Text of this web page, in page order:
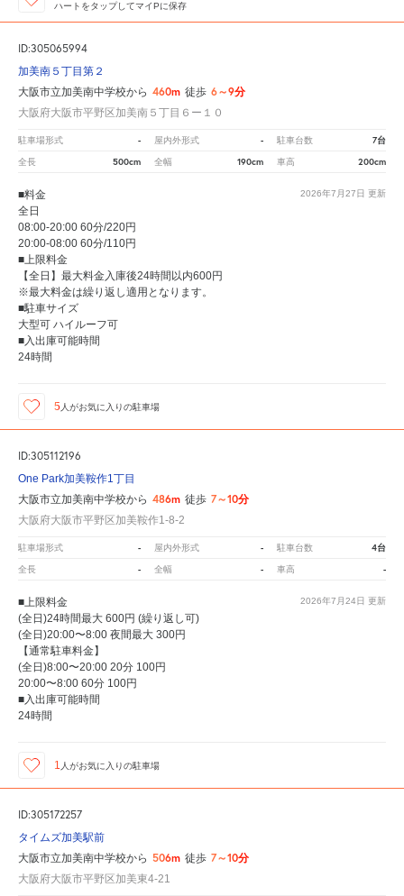
ハートをタップしてマイPに保存
ID:305065994
加美南５丁目第２
大阪市立加美南中学校から 460m 徒歩 6～9分
大阪府大阪市平野区加美南５丁目６ー１０
駐車場形式 - 屋内外形式 - 駐車台数 7台
全長 500cm 全幅 190cm 車高 200cm
2026年7月27日 更新
■料金
全日
08:00-20:00 60分/220円
20:00-08:00 60分/110円
■上限料金
【全日】最大料金入庫後24時間以内600円
※最大料金は繰り返し適用となります。
■駐車サイズ
大型可 ハイルーフ可
■入出庫可能時間
24時間
5 人がお気に入りの駐車場
ID:305112196
One Park加美鞍作1丁目
大阪市立加美南中学校から 486m 徒歩 7～10分
大阪府大阪市平野区加美鞍作1-8-2
駐車場形式 - 屋内外形式 - 駐車台数 4台
全長 - 全幅 - 車高 -
2026年7月24日 更新
■上限料金
(全日)24時間最大 600円 (繰り返し可)
(全日)20:00〜8:00 夜間最大 300円
【通常駐車料金】
(全日)8:00〜20:00 20分 100円
20:00〜8:00 60分 100円
■入出庫可能時間
24時間
1 人がお気に入りの駐車場
ID:305172257
タイムズ加美駅前
大阪市立加美南中学校から 506m 徒歩 7～10分
大阪府大阪市平野区加美東4-21